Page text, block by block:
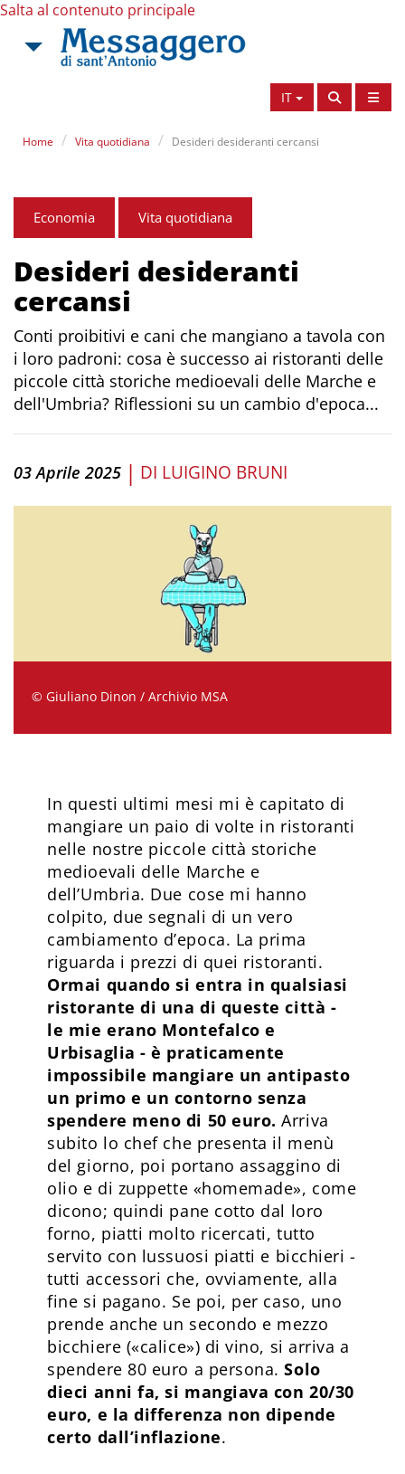
Salta al contenuto principale
IT
Home Vita quotidiana Desideri desideranti cercansi
Economia Vita quotidiana
Desideri desideranti
cercansi
Conti proibitivi e cani che mangiano a tavola con
i loro padroni: cosa è successo ai ristoranti delle
piccole città storiche medioevali delle Marche e
dell'Umbria? Riflessioni su un cambio d'epoca...
03 Aprile 2025 | DI LUIGINO BRUNI
© Giuliano Dinon / Archivio MSA
In questi ultimi mesi mi è capitato di
mangiare un paio di volte in ristoranti
nelle nostre piccole città storiche
medioevali delle Marche e
dell’Umbria. Due cose mi hanno
colpito, due segnali di un vero
cambiamento d’epoca. La prima
riguarda i prezzi di quei ristoranti.
Ormai quando si entra in qualsiasi
ristorante di una di queste città -
le mie erano Montefalco e
Urbisaglia - è praticamente
impossibile mangiare un antipasto
un primo e un contorno senza
spendere meno di 50 euro.Arriva
subito lo chef che presenta il menù
del giorno, poi portano assaggino di
olio e di zuppette «homemade», come
dicono; quindi pane cotto dal loro
forno, piatti molto ricercati, tutto
servito con lussuosi piatti e bicchieri -
tutti accessori che, ovviamente, alla
fine si pagano. Se poi, per caso, uno
prende anche un secondo e mezzo
bicchiere («calice») di vino, si arriva a
spendere 80 euro a persona.Solo
dieci anni fa, si mangiava con 20/30
euro, e la differenza non dipende
certo dall’inflazione.